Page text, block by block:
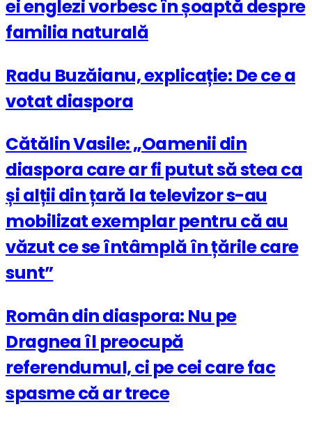
ei englezi vorbesc în șoaptă despre
familia naturală
Radu Buzăianu, explicație: De ce a
votat diaspora
Cătălin Vasile: „Oamenii din
diaspora care ar fi putut să stea ca
și alții din țară la televizor s-au
mobilizat exemplar pentru că au
văzut ce se întâmplă în țările care
sunt”
Român din diaspora: Nu pe
Dragnea îl preocupă
referendumul, ci pe cei care fac
spasme că ar trece